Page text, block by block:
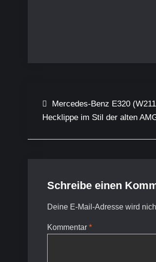
Mercedes-Benz E320
Hecklippe im Stil der alten
Schreibe einen
Deine E-Mail-Adresse wird
Kommentar *